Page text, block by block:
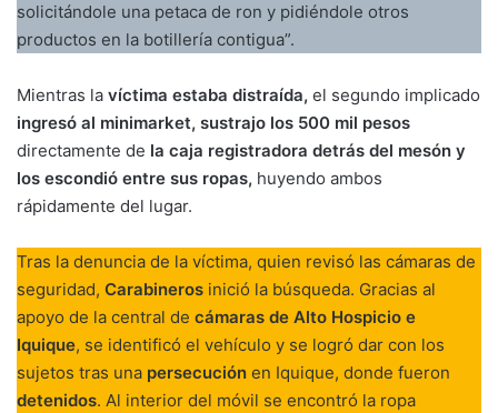
solicitándole una petaca de ron y pidiéndole otros
productos en la botillería contigua”.
Mientras la víctima estaba distraída, el segundo implicado
ingresó al minimarket, sustrajo los 500 mil pesos
directamente de la caja registradora detrás del mesón y
los escondió entre sus ropas, huyendo ambos
rápidamente del lugar.
Tras la denuncia de la víctima, quien revisó las cámaras de
seguridad, Carabineros inició la búsqueda. Gracias al
apoyo de la central de cámaras de Alto Hospicio e
Iquique, se identificó el vehículo y se logró dar con los
sujetos tras una persecución en Iquique, donde fueron
detenidos. Al interior del móvil se encontró la ropa